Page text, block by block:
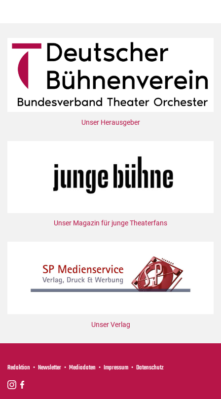
Unser Herausgeber
Unser Magazin für junge Theaterfans
Unser Verlag
Redaktion Newsletter Mediadaten Impressum Datenschutz